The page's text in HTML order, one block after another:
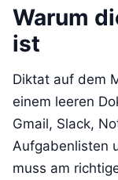
Warum
ist
Diktat auf dem
einem leeren
Gmail, Slack,
Aufgabenlisten
muss am